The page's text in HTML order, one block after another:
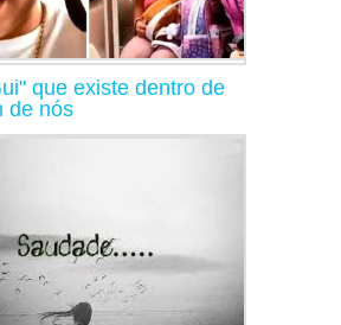
que existe dentro de
de nós